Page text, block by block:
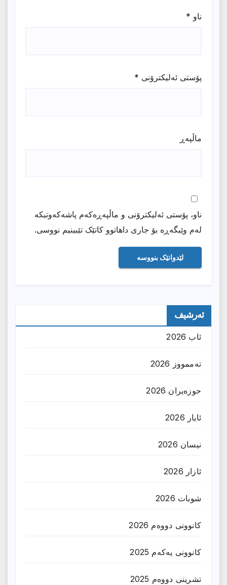
ناو *
پۆستی ئەلیکترۆنی *
ماڵپه‌ڕ
ناو، پۆستی ئەلیکترۆنی و ماڵپەڕەکەم پاشەکەوتبکە
لەم وێبگەڕە بۆ جاری داهاتوو کاتێک تێبینیم نووسی.
ئەرشیف
ئاب 2026
تەممووز 2026
حوزه‌یران 2026
ئایار 2026
نیسان 2026
ئازار 2026
شوبات 2026
کانوونی دووەم 2026
کانوونی یەکەم 2025
تشرینی دووەم 2025